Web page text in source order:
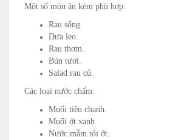
Một số món ăn kèm phù hợp:
Rau sống.
Dưa leo.
Rau thơm.
Bún tươi.
Salad rau củ.
Các loại nước chấm:
Muối tiêu chanh.
Muối ớt xanh.
Nước mắm tỏi ớt.